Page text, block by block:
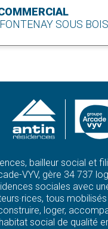
SOUS BOIS
bailleur social et
VYV, gère 34 737
sociales avec
tous
loger,
social de qualité